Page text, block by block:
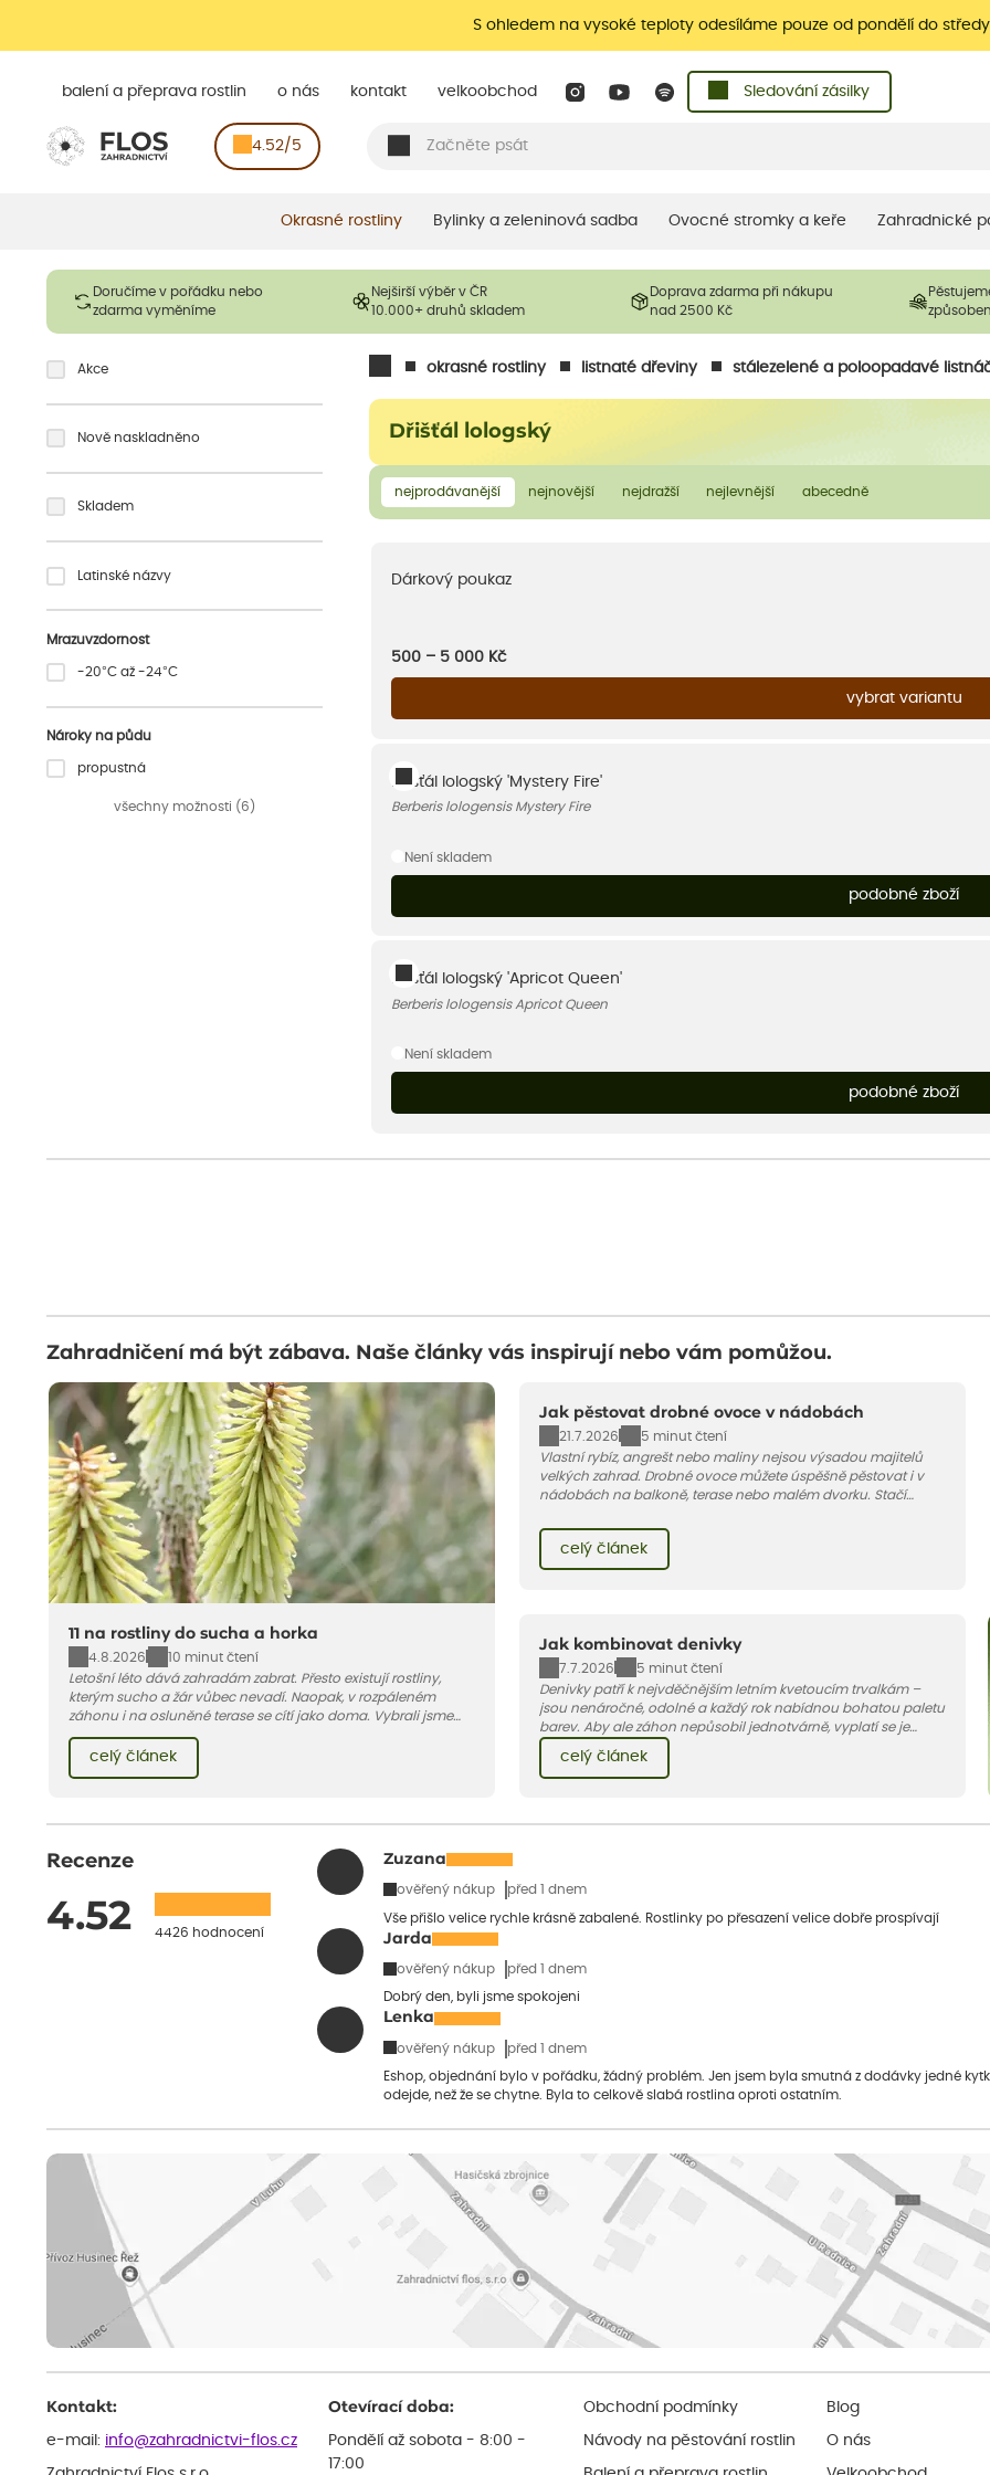
S ohledem na vysoké teploty odesíláme pouze od pondělí do středy
balení a přeprava rostlin o nás kontakt velkoobchod Sledování zásilky
4.52/5
Okrasné rostliny Bylinky a zeleninová sadba Ovocné stromky a keře Zahradnické
Doručíme v pořádku nebo
zdarma vyměníme
Nejširší výběr v ČR
10.000+ druhů skladem
Doprava zdarma při nákupu
nad 2500 Kč
okrasné rostliny listnaté dřeviny stálezelené a poloopadavé
Dřišťál lologský
nejprodávanější nejnovější nejdražší nejlevnější abecedně
Akce
Nově naskladněno
Skladem
Latinské názvy
Mrazuvzdornost
-20°C až -24°C
Nároky na půdu
propustná
všechny možnosti (6)
Dárkový poukaz
500 – 5 000 Kč
vybrat variantu
Dřišťál lologský 'Mystery Fire'
Berberis lologensis Mystery Fire
Není skladem
podobné zboží
Dřišťál lologský 'Apricot Queen'
Berberis lologensis Apricot Queen
Není skladem
podobné zboží
Zahradničení má být zábava. Naše články vás inspirují nebo vám pomůžou.
11 na rostliny do sucha a horka
4.8.2026
10 minut čtení
Letošní léto dává zahradám zabrat. Přesto existují rostliny,
kterým sucho a žár vůbec nevadí. Naopak, v rozpáleném
záhonu i na osluněné terase se cítí jako doma. Vybrali jsme
pro vás 11 tipů na odolné druhy, které zvládnou horké a suché
léto bez pravidelné zálivky. Pojďme se podívat, které to jsou.
celý článek
Jak pěstovat drobné ovoce v nádobách
21.7.2026
5 minut čtení
Vlastní rybíz, angrešt nebo maliny nejsou výsadou majitelů
velkých zahrad. Drobné ovoce můžete úspěšně pěstovat i v
nádobách na balkoně, terase nebo malém dvorku. Stačí
pár základních pravidel. V tomto článku vám poradíme, jak na
celý článek
Jak kombinovat denivky
7.7.2026
5 minut čtení
Denivky patří k nejvděčnějším letním kvetoucím trvalkám –
jsou nenáročné, odolné a každý rok nabídnou bohatou paletu
barev. Aby ale záhon nepůsobil jednotvárně, vyplatí se je
doplnit vhodnými sousedy. V dnešním článku vám ukážeme, s
jakými trvalkami a travinami denivky nejlépe ladí.
celý článek
Recenze
4.52 4426 hodnocení
Zuzana
ověřený nákup před 1 dnem
Vše přišlo velice rychle krásně zabalené. Rostlinky po přesazení velice dobře prospívají
Jarda
ověřený nákup před 1 dnem
Dobrý den, byli jsme spokojeni
Lenka
ověřený nákup před 1 dnem
Eshop, objednání bylo v pořádku, žádný problém. Jen jsem byla smutná z dodávky jedné
odejde, než že se chytne. Byla to celkově slabá rostlina oproti ostatním.
Kontakt:
e-mail: info@zahradnictvi-flos.cz
Otevírací doba:
Pondělí až sobota - 8:00 -
17:00
Obchodní podmínky
Návody na pěstování rostlin
Blog
O nás